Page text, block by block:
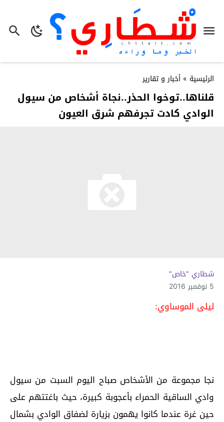
الرئيسية » أخبار و تقارير
قلناها..توخوا الحذر..نجاة أشخاص من سيول
الوادي كادت تجرفهم شرق العيون
شطاري "خاص"
5 نوفمبر 2016
ليلى الموساوي:
نجا مجموعة من الأشخاص صباح اليوم السبت من سيول
وادي الساقية الحمراء بأعجوبة كبيرة، حيث باغتتهم على
حين غرة عندما كانوا يهمون بزيارة لضفاق الوادي بشمال